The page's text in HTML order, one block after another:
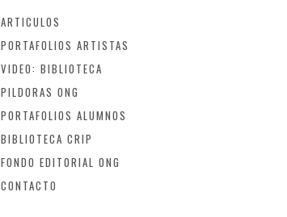
ARTICULOS
PORTAFOLIOS ARTISTAS
VIDEO: BIBLIOTECA
PILDORAS ONG
PORTAFOLIOS ALUMNOS
BIBLIOTECA CRIP
FONDO EDITORIAL ONG
CONTACTO